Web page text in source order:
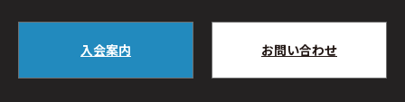
入会案内 お問い合わせ